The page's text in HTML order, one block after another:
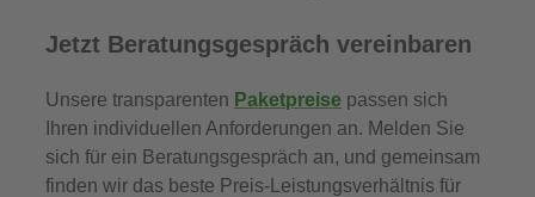
Jetzt Beratungsgespräch vereinbaren
Unsere transparenten Paketpreise passen sich
Ihren individuellen Anforderungen an. Melden Sie
sich für ein Beratungsgespräch an, und gemeinsam
finden wir das beste Preis-Leistungsverhältnis für